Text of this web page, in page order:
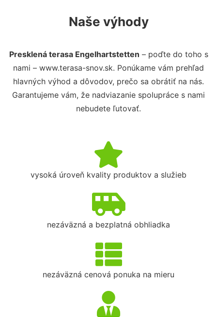
Naše výhody
Presklená terasa Engelhartstetten – poďte do toho s
nami – www.terasa-snov.sk. Ponúkame vám prehľad
hlavných výhod a dôvodov, prečo sa obrátiť na nás.
Garantujeme vám, že nadviazanie spolupráce s nami
nebudete ľutovať.
vysoká úroveň kvality produktov a služieb
nezáväzná a bezplatná obhliadka
nezáväzná cenová ponuka na mieru